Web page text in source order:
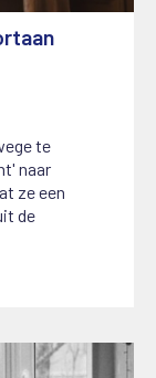
te
naar
ze een
de